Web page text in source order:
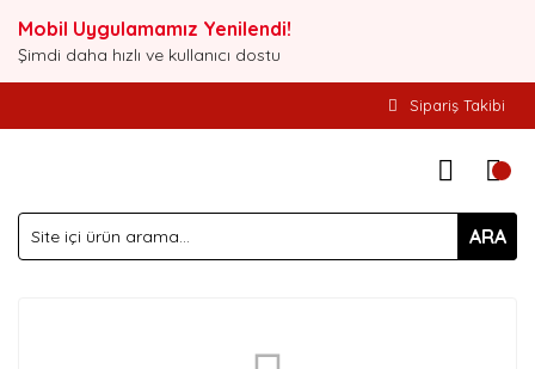
Mobil Uygulamamız Yenilendi!
Şimdi daha hızlı ve kullanıcı dostu
Sipariş Takibi
ARA